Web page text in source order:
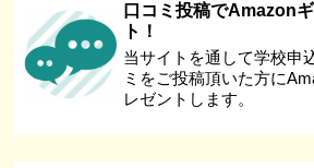
口コミ投稿でAmazon
ト！
当サイトを通して学校申
ミをご投稿頂いた方に
レゼントします。